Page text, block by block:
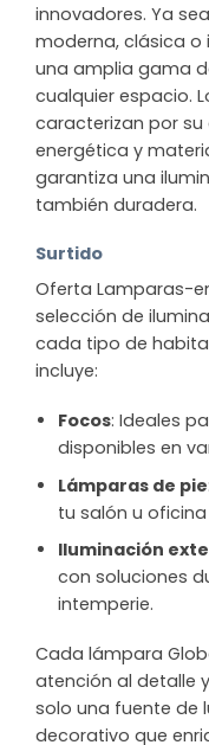
innovadores. Ya
moderna, clásica o
una amplia gama
cualquier espacio.
caracterizan por
energética y
garantiza una
también duradera.
Surtido
Oferta Lamparas-
selección de
cada tipo de
incluye:
Focos: Ideales
disponibles en
Lámparas de pie
tu salón u
Iluminación
con soluciones
intemperie.
Cada lámpara
atención al detalle
solo una fuente de
decorativo que